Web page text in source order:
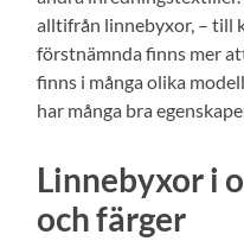
alltifrån linnebyxor, – till
förstnämnda finns mer
finns i många olika
har många bra
Linnebyxor i
och färger